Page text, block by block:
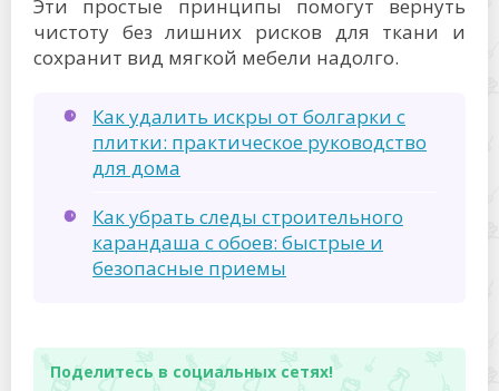
Эти простые принципы помогут вернуть
чистоту без лишних рисков для ткани и
сохранит вид мягкой мебели надолго.
Как удалить искры от болгарки с
плитки: практическое руководство
для дома
Как убрать следы строительного
карандаша с обоев: быстрые и
безопасные приемы
Поделитесь в социальных сетях!